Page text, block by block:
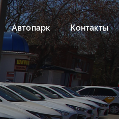
Автопарк Контакты